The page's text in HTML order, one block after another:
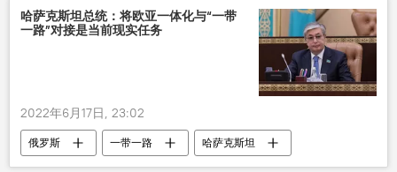
哈萨克斯坦总统：将欧亚一体化与“一带
一路”对接是当前现实任务
2022年6月17日, 23:02
俄罗斯 一带一路 哈萨克斯坦